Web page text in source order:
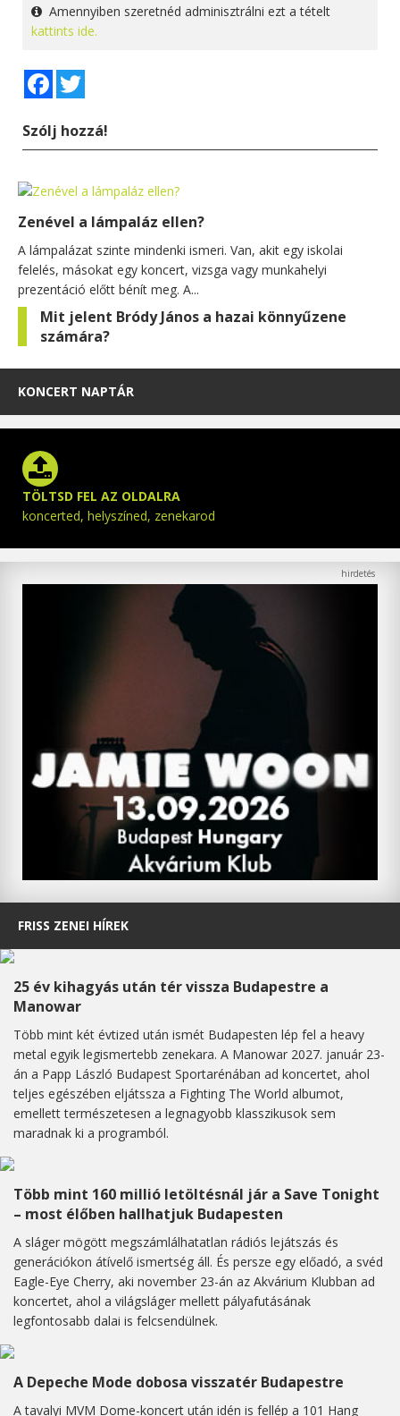
Amennyiben szeretnéd adminisztrálni ezt a tételt
kattints ide.
Facebook
Szólj hozzá!
Zenével a lámpaláz ellen?
A lámpalázat szinte mindenki ismeri. Van, akit egy iskolai
felelés, másokat egy koncert, vizsga vagy munkahelyi
prezentáció előtt bénít meg. A...
Mit jelent Bródy János a hazai könnyűzene
számára?
KONCERT NAPTÁR
TÖLTSD FEL AZ OLDALRA
koncerted, helyszíned, zenekarod
FRISS ZENEI HÍREK
25 év kihagyás után tér vissza Budapestre a
Manowar
Több mint két évtized után ismét Budapesten lép fel a heavy
metal egyik legismertebb zenekara. A Manowar 2027. január 23-
án a Papp László Budapest Sportarénában ad koncertet, ahol
teljes egészében eljátssza a Fighting The World albumot,
emellett természetesen a legnagyobb klasszikusok sem
maradnak ki a programból.
Több mint 160 millió letöltésnál jár a Save Tonight
– most élőben hallhatjuk Budapesten
A sláger mögött megszámlálhatatlan rádiós lejátszás és
generációkon átívelő ismertség áll. És persze egy előadó, a svéd
Eagle-Eye Cherry, aki november 23-án az Akvárium Klubban ad
koncertet, ahol a világsláger mellett pályafutásának
legfontosabb dalai is felcsendülnek.
A Depeche Mode dobosa visszatér Budapestre
A tavalyi MVM Dome-koncert után idén is fellép a 101 Hang